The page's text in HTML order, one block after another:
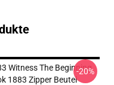
Witness The Beginning
1883 Zipper Beutel
-20%